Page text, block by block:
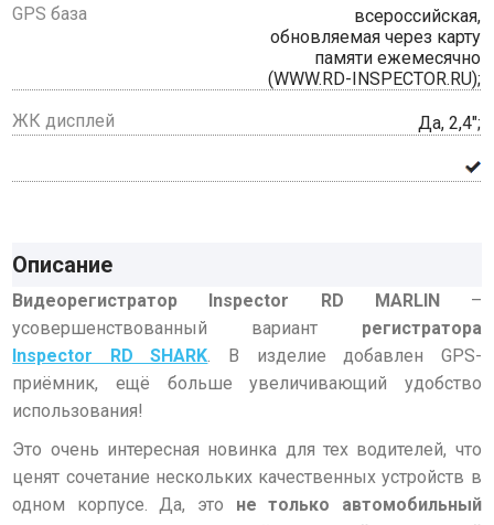
GPS база
всероссийская,
обновляемая через карту
памяти ежемесячно
(WWW.RD-INSPECTOR.RU);
ЖК дисплей
Да, 2,4";
Описание
Видеорегистратор Inspector RD MARLIN–
усовершенствованный вариант регистратора
Inspector RD SHARK. В изделие добавлен GPS-
приёмник, ещё больше увеличивающий удобство
использования!
Это очень интересная новинка для тех водителей, что
ценят сочетание нескольких качественных устройств в
одном корпусе. Да, это не только автомобильный